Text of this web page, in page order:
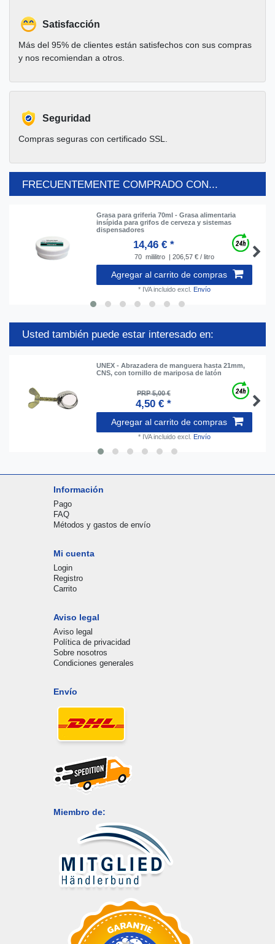
Satisfacción
Más del 95% de clientes están satisfechos con sus compras
y nos recomiendan a otros.
Seguridad
Compras seguras con certificado SSL.
FRECUENTEMENTE COMPRADO CON...
Grasa para griferia 70ml - Grasa alimentaria
insípida para grifos de cerveza y sistemas
dispensadores
14,46 € *
70 mililitro | 206,57 € / litro
Agregar al carrito de compras
* IVA incluido excl. Envío
Usted también puede estar interesado en:
UNEX - Abrazadera de manguera hasta 21mm,
CNS, con tornillo de mariposa de latón
PRP 5,00 €
4,50 € *
Agregar al carrito de compras
* IVA incluido excl. Envío
Información
Pago
FAQ
Métodos y gastos de envío
Mi cuenta
Login
Registro
Carrito
Aviso legal
Aviso legal
Política de privacidad
Sobre nosotros
Condiciones generales
Envío
Miembro de: